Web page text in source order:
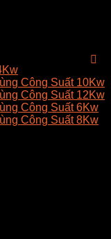
Công Suất 10Kw
Công Suất 12Kw
Công Suất 6Kw
Công Suất 8Kw